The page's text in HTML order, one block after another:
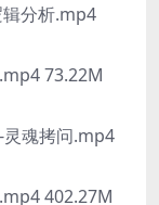
分析.mp4
73.22M
魂拷问.mp4
402.27M